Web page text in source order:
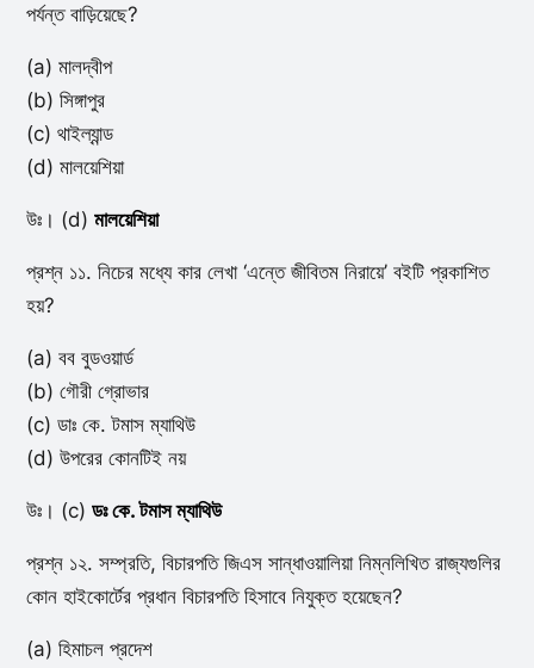
পর্যন্ত বাড়িয়েছে?
(a) মালদ্বীপ
(b) সিঙ্গাপুর
(c) থাইল্যান্ড
(d) মালয়েশিয়া
উঃ। (d) মালয়েশিয়া
প্রশ্ন ১১. নিচের মধ্যে কার লেখা ‘এন্তে জীবিতম নিরায়ে’ বইটি প্রকাশিত
হয়?
(a) বব বুডওয়ার্ড
(b) গৌরী গ্রোভার
(c) ডাঃ কে. টমাস ম্যাথিউ
(d) উপরের কোনটিই নয়
উঃ। (c) ডঃ কে. টমাস ম্যাথিউ
প্রশ্ন ১২. সম্প্রতি, বিচারপতি জিএস সান্ধাওয়ালিয়া নিম্নলিখিত রাজ্যগুলির
কোন হাইকোর্টের প্রধান বিচারপতি হিসাবে নিযুক্ত হয়েছেন?
(a) হিমাচল প্রদেশ